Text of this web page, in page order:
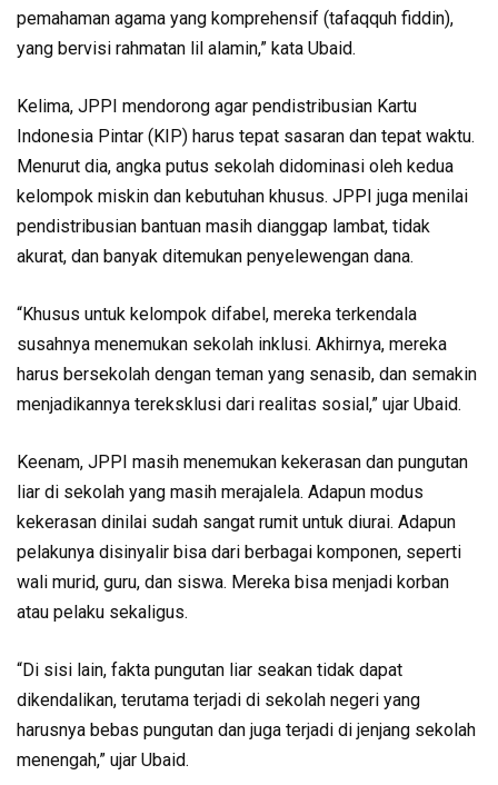
pemahaman agama yang komprehensif (tafaqquh fiddin),
yang bervisi rahmatan lil alamin,” kata Ubaid.
Kelima, JPPI mendorong agar pendistribusian Kartu
Indonesia Pintar (KIP) harus tepat sasaran dan tepat waktu.
Menurut dia, angka putus sekolah didominasi oleh kedua
kelompok miskin dan kebutuhan khusus. JPPI juga menilai
pendistribusian bantuan masih dianggap lambat, tidak
akurat, dan banyak ditemukan penyelewengan dana.
“Khusus untuk kelompok difabel, mereka terkendala
susahnya menemukan sekolah inklusi. Akhirnya, mereka
harus bersekolah dengan teman yang senasib, dan semakin
menjadikannya tereksklusi dari realitas sosial,” ujar Ubaid.
Keenam, JPPI masih menemukan kekerasan dan pungutan
liar di sekolah yang masih merajalela. Adapun modus
kekerasan dinilai sudah sangat rumit untuk diurai. Adapun
pelakunya disinyalir bisa dari berbagai komponen, seperti
wali murid, guru, dan siswa. Mereka bisa menjadi korban
atau pelaku sekaligus.
“Di sisi lain, fakta pungutan liar seakan tidak dapat
dikendalikan, terutama terjadi di sekolah negeri yang
harusnya bebas pungutan dan juga terjadi di jenjang sekolah
menengah,” ujar Ubaid.